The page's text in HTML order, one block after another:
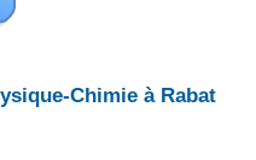
Chimie à Rabat